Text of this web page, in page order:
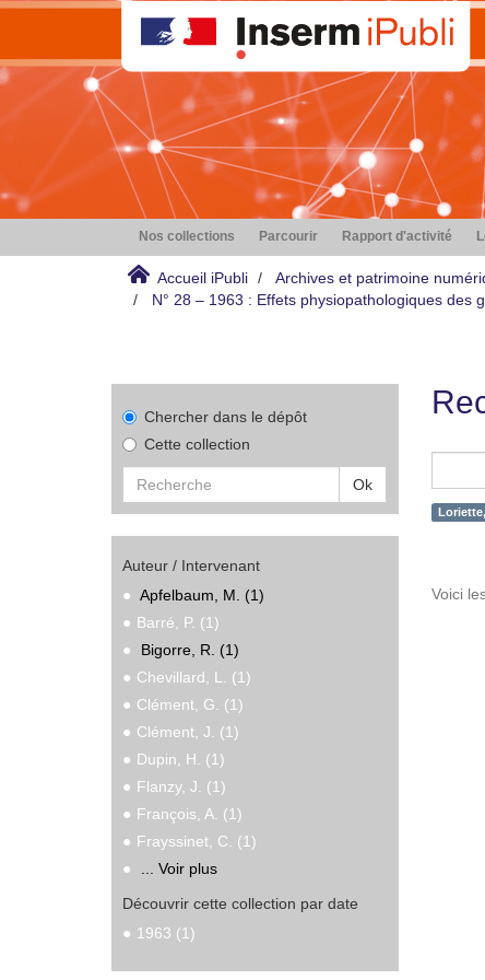
Nos collections Parcourir Rapport d'activité
Accueil iPubli Archives et patrimoine
N° 28 – 1963 : Effets physiopathologiques des
Chercher dans le dépôt
Cette collection
Ok
Auteur / Intervenant
Apfelbaum, M. (1)
Barré, P. (1)
Bigorre, R. (1)
Chevillard, L. (1)
Clément, G. (1)
Clément, J. (1)
Dupin, H. (1)
Flanzy, J. (1)
François, A. (1)
Frayssinet, C. (1)
... Voir plus
Découvrir cette collection par date
1963 (1)
Voici